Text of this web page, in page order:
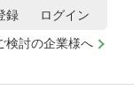
検討の企業様へ
録 ログイン